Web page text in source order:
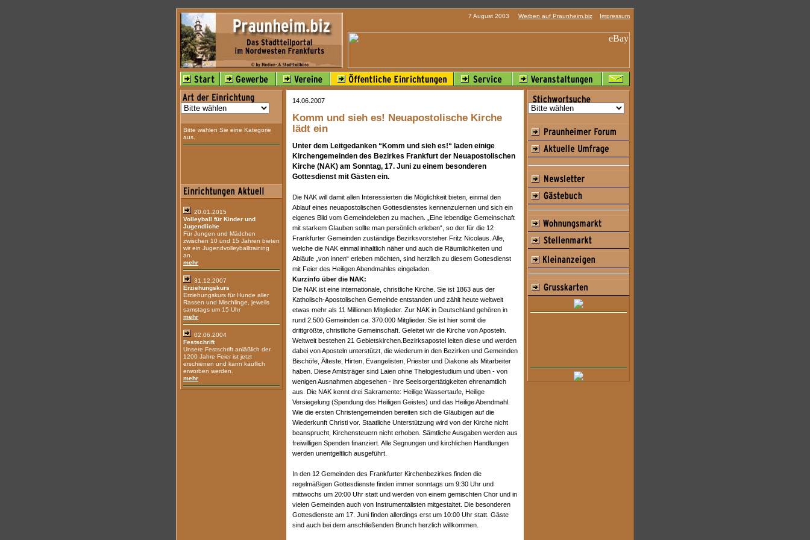
7 August 2003 Werben auf Praunheim.biz Impressum
Bitte wählen Sie eine Kategorie
aus.
20.01.2015
Volleyball für Kinder und
Jugendliche
Für Jungen und Mädchen
zwischen 10 und 15 Jahren bieten
wir ein Jugendvolleyballtraining
an.
mehr
31.12.2007
Erziehungskurs
Erziehungskurs für Hunde aller
Rassen und Mischlinge, jeweils
samstags um 15 Uhr
mehr
02.06.2004
Festschrift
Unsere Festschrift anläßlich der
1200 Jahre Feier ist jetzt
erschienen und kann käuflich
erworben werden.
mehr
14.06.2007
Komm und sieh es! Neuapostolische Kirche
lädt ein
Unter dem Leitgedanken “Komm und sieh es!“ laden einige
Kirchengemeinden des Bezirkes Frankfurt der Neuapostolischen
Kirche (NAK) am Sonntag, 17. Juni zu einem besonderen
Gottesdienst mit Gästen ein.
Die NAK will damit allen Interessierten die Möglichkeit bieten, einmal den
Ablauf eines neuapostolischen Gottesdienstes kennenzulernen und sich ein
eigenes Bild vom Gemeindeleben zu machen. „Eine lebendige Gemeinschaft
mit starkem Glauben sollte man persönlich erleben“, so der für die 12
Frankfurter Gemeinden zuständige Bezirksvorsteher Fritz Nicolaus. Alle,
welche die NAK einmal inhaltlich näher und auch die Räumlichkeiten und
Abläufe „von innen“ erleben möchten, sind herzlich zu diesem Gottesdienst
mit Feier des Heiligen Abendmahles eingeladen.
Kurzinfo über die NAK:
Die NAK ist eine internationale, christliche Kirche. Sie ist 1863 aus der
Katholisch-Apostolischen Gemeinde entstanden und zählt heute weltweit
etwas mehr als 11 Millionen Mitglieder. Zur NAK in Deutschland gehören in
rund 2.500 Gemeinden ca. 370.000 Mitglieder. Sie ist hier somit die
drittgrößte, christliche Gemeinschaft. Geleitet wir die Kirche von Aposteln.
Weltweit bestehen 21 Gebietskirchen.Bezirksapostel leiten diese und werden
dabei von Aposteln unterstützt, die wiederum in den Bezirken und Gemeinden
Bischöfe, Älteste, Hirten, Evangelisten, Priester und Diakone als Mitarbeiter
haben. Diese Amtsträger sind Laien ohne Thelogiestudium und üben - von
wenigen Ausnahmen abgesehen - ihre Seelsorgertätigkeiten ehrenamtlich
aus. Die NAK kennt drei Sakramente: Heilige Wassertaufe, Heilige
Versiegelung (Spendung des Heiligen Geistes) und das Heilige Abendmahl.
Wie die ersten Christengemeinden bereiten sich die Gläubigen auf die
Wiederkunft Christi vor. Staatliche Unterstützung wird von der Kirche nicht
beansprucht, Kirchensteuern nicht erhoben. Sämtliche Ausgaben werden aus
freiwilligen Spenden finanziert. Alle Segnungen und kirchlichen Handlungen
werden unentgeltlich ausgeführt.
In den 12 Gemeinden des Frankfurter Kirchenbezirkes finden die
regelmäßigen Gottesdienste finden immer sonntags um 9:30 Uhr und
mittwochs um 20:00 Uhr statt und werden von einem gemischten Chor und in
vielen Gemeinden auch von Instrumentalisten mitgestaltet. Die besonderen
Gottesdienste am 17. Juni finden allerdings erst um 10:00 Uhr statt. Gäste
sind auch bei dem anschließenden Brunch herzlich willkommen.